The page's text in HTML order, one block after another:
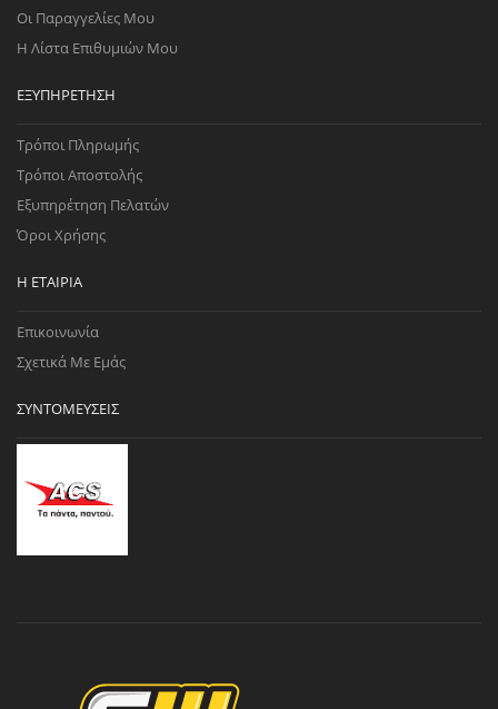
Οι Παραγγελίες Μου
Η Λίστα Επιθυμιών Μου
ΕΞΥΠΗΡΈΤΗΣΗ
Τρόποι Πληρωμής
Τρόποι Αποστολής
Εξυπηρέτηση Πελατών
Όροι Χρήσης
Η ΕΤΑΙΡΊΑ
Επικοινωνία
Σχετικά Με Εμάς
ΣΥΝΤΟΜΕΎΣΕΙΣ